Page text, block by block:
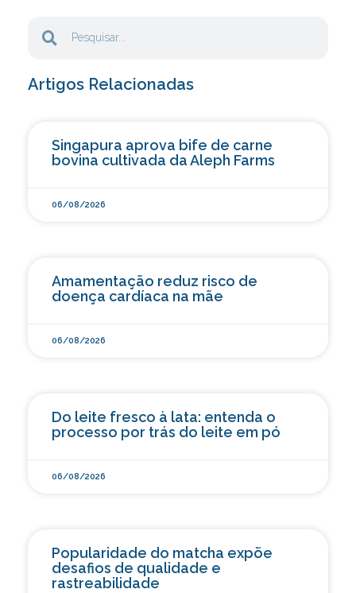
Artigos Relacionadas
Singapura aprova bife de carne
bovina cultivada da Aleph Farms
06/08/2026
Amamentação reduz risco de
doença cardíaca na mãe
06/08/2026
Do leite fresco à lata: entenda o
processo por trás do leite em pó
06/08/2026
Popularidade do matcha expõe
desafios de qualidade e
rastreabilidade